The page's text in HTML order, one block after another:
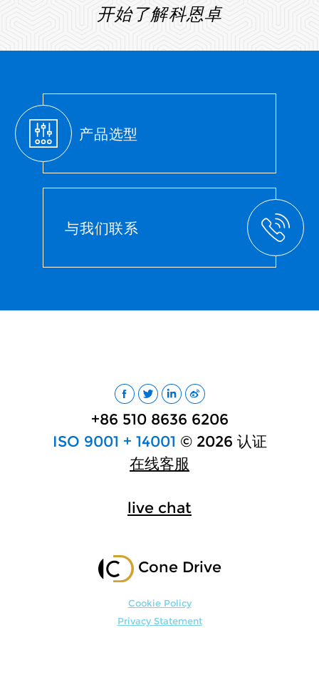
开始了解科恩卓
产品选型
与我们联系
+86 510 8636 6206
ISO 9001 + 14001 © 2026 认证
在线客服
live chat
Cone Drive
Cookie Policy
Privacy Statement